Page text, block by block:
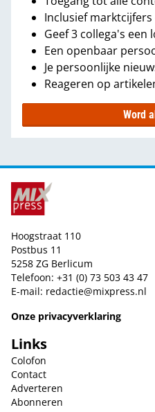
Inclusief
Geef 3 collega's een
Een openbaar
Je persoonlijke
Reageren op
Word
Hoogstraat 110
Postbus 11
5258 ZG Berlicum
Telefoon: +31 (0) 73 503 43 47
E-mail: redactie@mixpress.nl
Onze privacyverklaring
Links
Colofon
Contact
Adverteren
Abonneren